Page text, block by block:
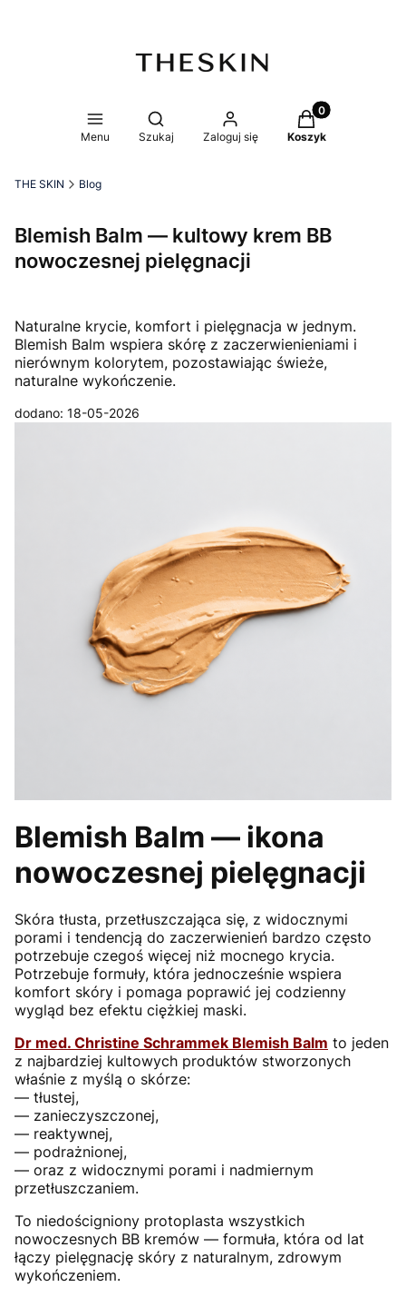
Menu
Otwórz wyszukiwarkę
Szukaj Zaloguj się
Produkty w
Koszyk
THE SKIN Blog
Blemish Balm — kultowy krem BB
nowoczesnej pielęgnacji
Naturalne krycie, komfort i pielęgnacja w jednym.
Blemish Balm wspiera skórę z zaczerwienieniami i
nierównym kolorytem, pozostawiając świeże,
naturalne wykończenie.
dodano: 18-05-2026
Blemish Balm — ikona
nowoczesnej pielęgnacji
Skóra tłusta, przetłuszczająca się, z widocznymi
porami i tendencją do zaczerwienień bardzo często
potrzebuje czegoś więcej niż mocnego krycia.
Potrzebuje formuły, która jednocześnie wspiera
komfort skóry i pomaga poprawić jej codzienny
wygląd bez efektu ciężkiej maski.
Dr med. Christine Schrammek Blemish Balm to jeden
z najbardziej kultowych produktów stworzonych
właśnie z myślą o skórze:
— tłustej,
— zanieczyszczonej,
— reaktywnej,
— podrażnionej,
— oraz z widocznymi porami i nadmiernym
przetłuszczaniem.
To niedościgniony protoplasta wszystkich
nowoczesnych BB kremów — formuła, która od lat
łączy pielęgnację skóry z naturalnym, zdrowym
wykończeniem.